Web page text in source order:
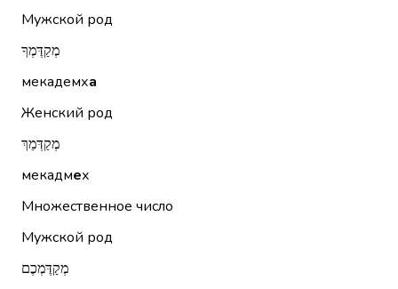
Мужской род
מְקַדֶּמְךָ
мекадемха
Женский род
מְקַדְּמֵךְ
мекадмех
Множественное число
Мужской род
מְקַדֶּמְכֶם